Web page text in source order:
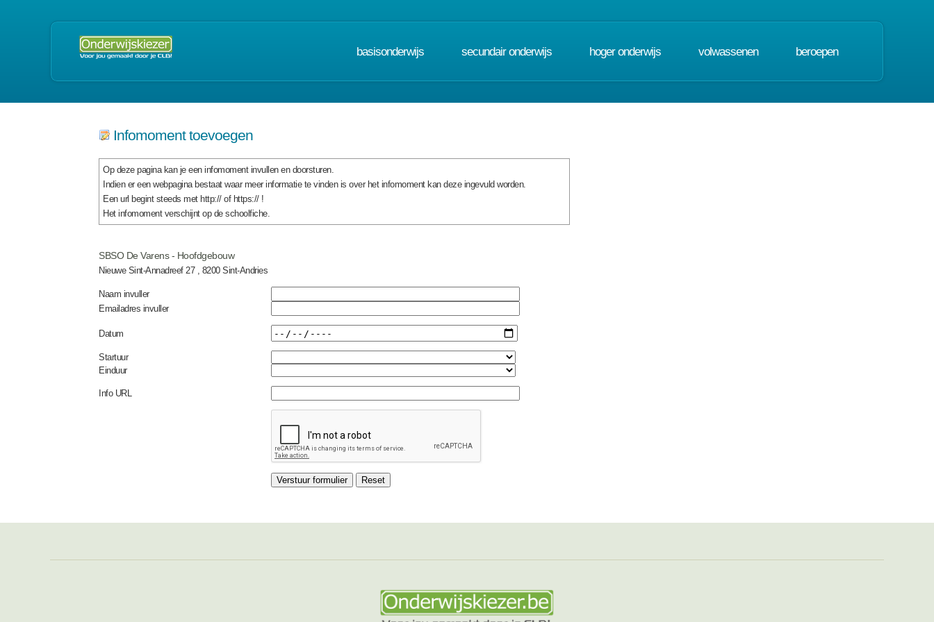
basisonderwijs secundair onderwijs hoger onderwijs volwassenen beroepen
Infomoment toevoegen
Op deze pagina kan je een infomoment invullen en doorsturen.
Indien er een webpagina bestaat waar meer informatie te vinden is over het infomoment kan deze ingevuld worden.
Een url begint steeds met http:// of https:// !
Het infomoment verschijnt op de schoolfiche.
SBSO De Varens - Hoofdgebouw
Nieuwe Sint-Annadreef 27 , 8200 Sint-Andries
Naam invuller
Emailadres invuller
Datum
Startuur
Einduur
Info URL